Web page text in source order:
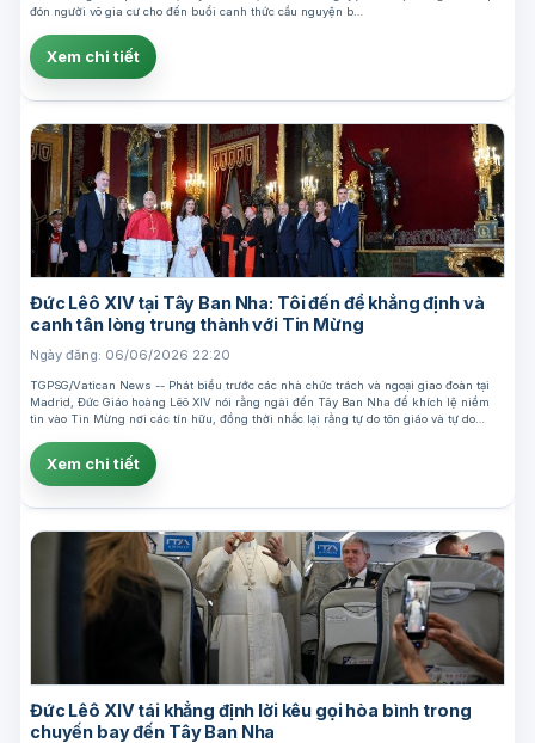
đón người vô gia cư cho đến buổi canh thức cầu nguyện b…
Xem chi tiết
Đức Lêô XIV tại Tây Ban Nha: Tôi đến để khẳng định và
canh tân lòng trung thành với Tin Mừng
Ngày đăng: 06/06/2026 22:20
TGPSG/Vatican News -- Phát biểu trước các nhà chức trách và ngoại giao đoàn tại
Madrid, Đức Giáo hoàng Lêô XIV nói rằng ngài đến Tây Ban Nha để khích lệ niềm
tin vào Tin Mừng nơi các tín hữu, đồng thời nhắc lại rằng tự do tôn giáo và tự do…
Xem chi tiết
Đức Lêô XIV tái khẳng định lời kêu gọi hòa bình trong
chuyến bay đến Tây Ban Nha